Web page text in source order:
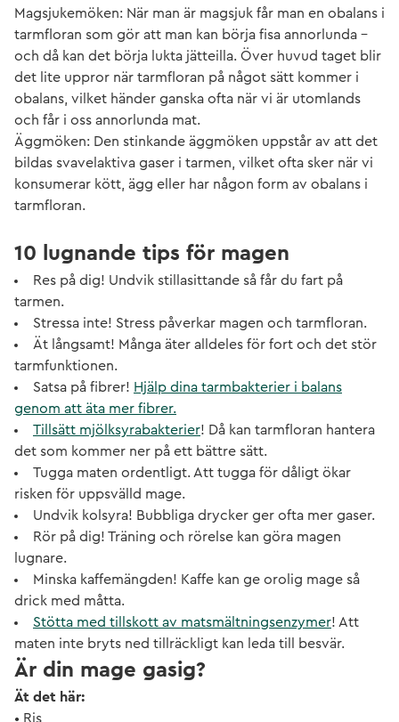
Magsjukemöken: När man är magsjuk får man en obalans i
tarmfloran som gör att man kan börja fisa annorlunda –
och då kan det börja lukta jätteilla. Över huvud taget blir
det lite uppror när tarmfloran på något sätt kommer i
obalans, vilket händer ganska ofta när vi är utomlands
och får i oss annorlunda mat.
Äggmöken: Den stinkande äggmöken uppstår av att det
bildas svavelaktiva gaser i tarmen, vilket ofta sker när vi
konsumerar kött, ägg eller har någon form av obalans i
tarmfloran.
10 lugnande tips för magen
Res på dig! Undvik stillasittande så får du fart på
tarmen.
Stressa inte! Stress påverkar magen och tarmfloran.
Ät långsamt! Många äter alldeles för fort och det stör
tarmfunktionen.
Satsa på fibrer! Hjälp dina tarmbakterier i balans
genom att äta mer fibrer.
Tillsätt mjölksyrabakterier! Då kan tarmfloran hantera
det som kommer ner på ett bättre sätt.
Tugga maten ordentligt. Att tugga för dåligt ökar
risken för uppsvälld mage.
Undvik kolsyra! Bubbliga drycker ger ofta mer gaser.
Rör på dig! Träning och rörelse kan göra magen
lugnare.
Minska kaffemängden! Kaffe kan ge orolig mage så
drick med måtta.
Stötta med tillskott av matsmältningsenzymer! Att
maten inte bryts ned tillräckligt kan leda till besvär.
Är din mage gasig?
Ät det här:
• Ris